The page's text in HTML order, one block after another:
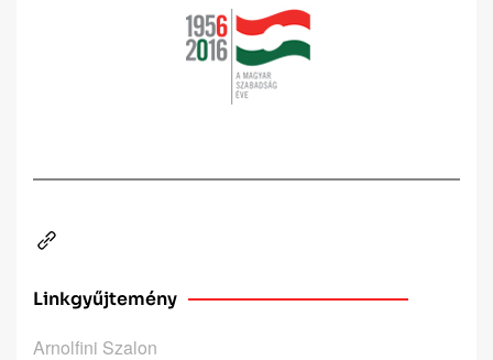
Linkgyűjtemény
Arnolfini Szalon